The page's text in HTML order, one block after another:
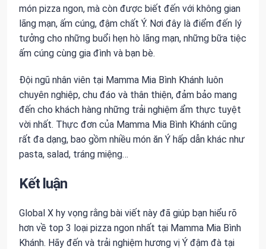
món pizza ngon, mà còn được biết đến với không gian
lãng mạn, ấm cúng, đậm chất Ý. Nơi đây là điểm đến lý
tưởng cho những buổi hẹn hò lãng mạn, những bữa tiệc
ấm cúng cùng gia đình và bạn bè.
Đội ngũ nhân viên tại Mamma Mia Bình Khánh luôn
chuyên nghiệp, chu đáo và thân thiện, đảm bảo mang
đến cho khách hàng những trải nghiệm ẩm thực tuyệt
vời nhất. Thực đơn của Mamma Mia Bình Khánh cũng
rất đa dạng, bao gồm nhiều món ăn Ý hấp dẫn khác như
pasta, salad, tráng miệng…
Kết luận
Global X hy vọng rằng bài viết này đã giúp bạn hiểu rõ
hơn về top 3 loại pizza ngon nhất tại Mamma Mia Bình
Khánh. Hãy đến và trải nghiệm hương vị Ý đậm đà tại